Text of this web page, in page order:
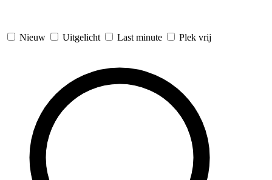
Nieuw Uitgelicht Last minute Plek vrij